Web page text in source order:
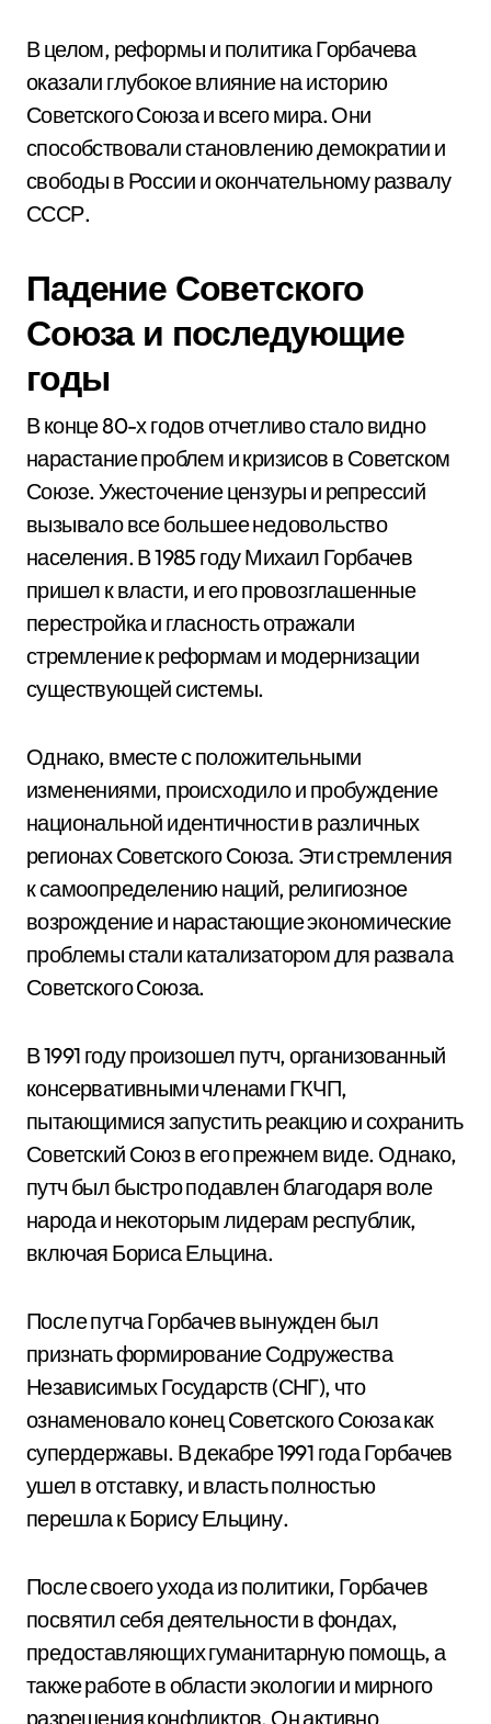
В целом, реформы и политика Горбачева
оказали глубокое влияние на историю
Советского Союза и всего мира. Они
способствовали становлению демократии и
свободы в России и окончательному развалу
СССР.
Падение Советского
Союза и последующие
годы
В конце 80-х годов отчетливо стало видно
нарастание проблем и кризисов в Советском
Союзе. Ужесточение цензуры и репрессий
вызывало все большее недовольство
населения. В 1985 году Михаил Горбачев
пришел к власти, и его провозглашенные
перестройка и гласность отражали
стремление к реформам и модернизации
существующей системы.
Однако, вместе с положительными
изменениями, происходило и пробуждение
национальной идентичности в различных
регионах Советского Союза. Эти стремления
к самоопределению наций, религиозное
возрождение и нарастающие экономические
проблемы стали катализатором для развала
Советского Союза.
В 1991 году произошел путч, организованный
консервативными членами ГКЧП,
пытающимися запустить реакцию и сохранить
Советский Союз в его прежнем виде. Однако,
путч был быстро подавлен благодаря воле
народа и некоторым лидерам республик,
включая Бориса Ельцина.
После путча Горбачев вынужден был
признать формирование Содружества
Независимых Государств (СНГ), что
ознаменовало конец Советского Союза как
супердержавы. В декабре 1991 года Горбачев
ушел в отставку, и власть полностью
перешла к Борису Ельцину.
После своего ухода из политики, Горбачев
посвятил себя деятельности в фондах,
предоставляющих гуманитарную помощь, а
также работе в области экологии и мирного
разрешения конфликтов. Он активно